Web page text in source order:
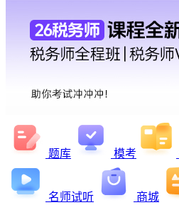
题库 模考
名师试听 商城